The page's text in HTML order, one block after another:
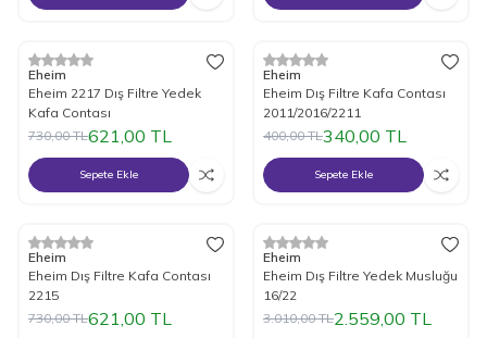
%15İndirim
Eheim
Eheim 2217 Dış Filtre Yedek
Kafa Contası
730,00TL621,00 TL
Sepete Ekle
%15İndirim
Eheim
Eheim Dış Filtre Kafa Contası
2011/2016/2211
400,00TL340,00 TL
Sepete Ekle
%15İndirim
Eheim
Eheim Dış Filtre Kafa Contası
2215
730,00TL621,00 TL
%15İndirim
Eheim
Eheim Dış Filtre Yedek Musluğu
16/22
3.010,00TL2.559,00 TL